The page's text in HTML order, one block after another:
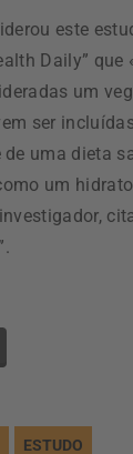
este
Daily” que
um
ser
uma dieta
um
ESTUDO